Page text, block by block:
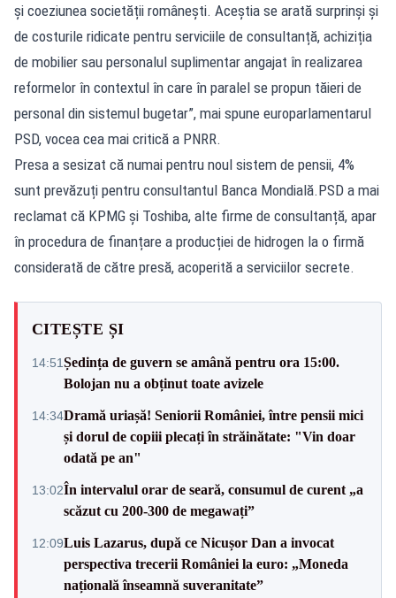
și coeziunea societății românești. Aceștia se arată surprinși și
de costurile ridicate pentru serviciile de consultanță, achiziția
de mobilier sau personalul suplimentar angajat în realizarea
reformelor în contextul în care în paralel se propun tăieri de
personal din sistemul bugetar”, mai spune europarlamentarul
PSD, vocea cea mai critică a PNRR.
Presa a sesizat că numai pentru noul sistem de pensii, 4%
sunt prevăzuți pentru consultantul Banca Mondială.PSD a mai
reclamat că KPMG și Toshiba, alte firme de consultanță, apar
în procedura de finanțare a producției de hidrogen la o firmă
considerată de către presă, acoperită a serviciilor secrete.
CITEȘTE ȘI
14:51Ședința de guvern se amână pentru ora 15:00.
Bolojan nu a obținut toate avizele
14:34Dramă uriașă! Seniorii României, între pensii mici
și dorul de copiii plecați în străinătate: "Vin doar
odată pe an"
13:02În intervalul orar de seară, consumul de curent „a
scăzut cu 200-300 de megawați”
12:09Luis Lazarus, după ce Nicușor Dan a invocat
perspectiva trecerii României la euro: „Moneda
națională înseamnă suveranitate”